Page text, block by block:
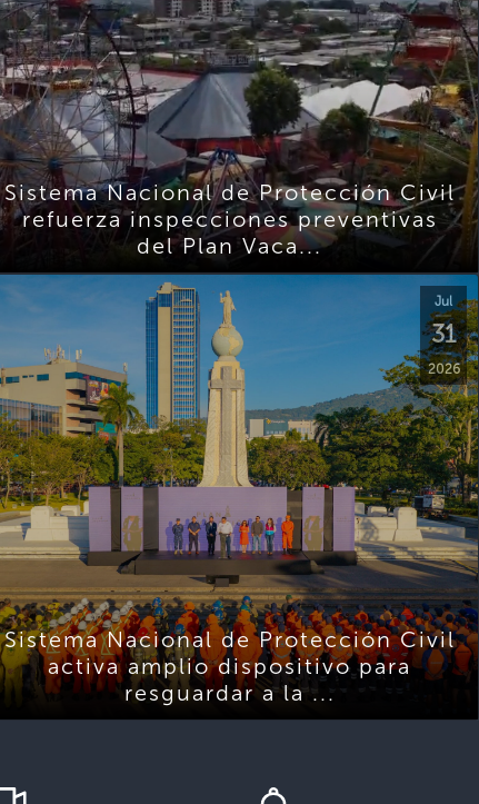
Sistema Nacional de Protección Civil
refuerza inspecciones preventivas
del Plan Vaca...
Jul
31
2026
Sistema Nacional de Protección Civil
activa amplio dispositivo para
resguardar a la ...